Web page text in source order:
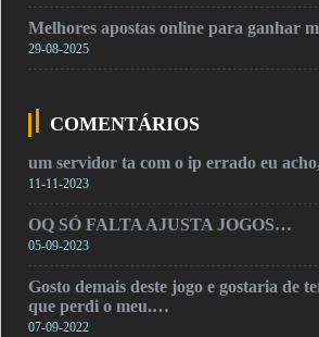
Melhores apostas online para ganhar
29-08-2025
COMENTÁRIOS
um servidor ta com o ip errado eu
11-11-2023
OQ SÓ FALTA AJUSTA JOGOS…
05-09-2023
Gosto demais deste jogo e gostaria de
que perdi o meu.…
07-09-2022